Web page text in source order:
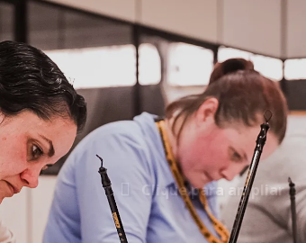
Clique para ampliar